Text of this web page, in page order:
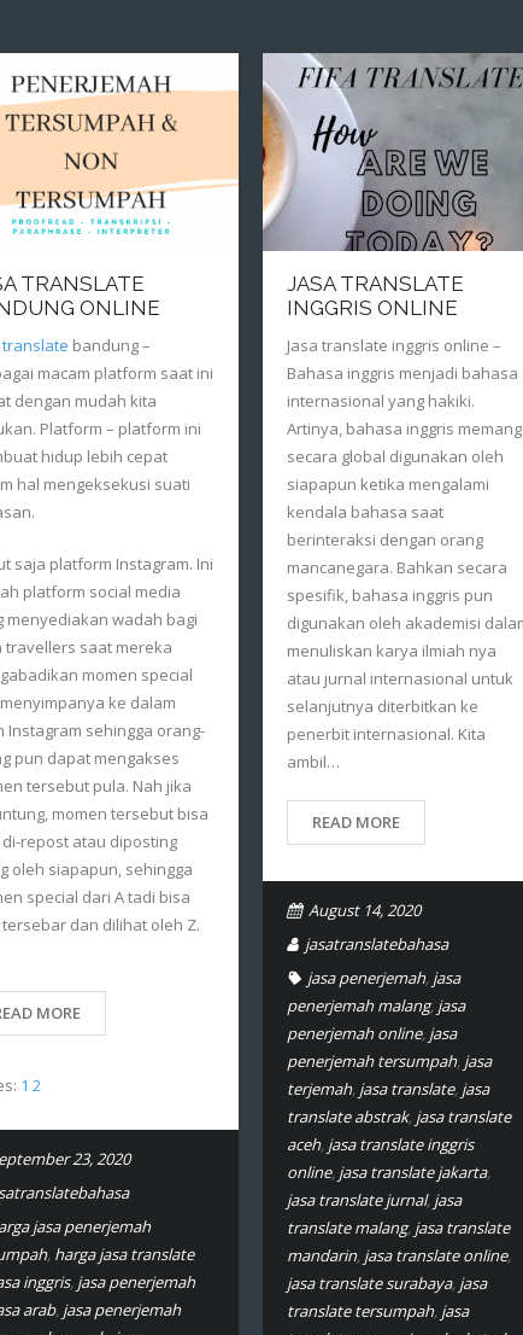
TRANSLATE
ONLINE
translate bandung –
macam platform saat ini
dengan mudah kita
Platform – platform ini
hidup lebih cepat
hal mengeksekusi suati
saja platform Instagram. Ini
platform social media
menyediakan wadah bagi
travellers saat mereka
momen special
ke dalam
Instagram sehingga orang-
pun dapat mengakses
tersebut pula. Nah jika
momen tersebut bisa
repost atau diposting
oleh siapapun, sehingga
special dari A tadi bisa
dan dilihat oleh Z.
MORE
1 2
23, 2020
jasa penerjemah
, harga jasa translate
inggris, jasa penerjemah
arab, jasa penerjemah
JASA TRANSLATE
INGGRIS ONLINE
Jasa translate inggris online –
Bahasa inggris menjadi bahasa
internasional yang hakiki.
Artinya, bahasa inggris memang
secara global digunakan oleh
siapapun ketika mengalami
kendala bahasa saat
berinteraksi dengan orang
mancanegara. Bahkan secara
spesifik, bahasa inggris pun
digunakan oleh akademisi
menuliskan karya ilmiah nya
atau jurnal internasional untuk
selanjutnya diterbitkan ke
penerbit internasional. Kita
ambil…
READ MORE
August 14, 2020
jasatranslatebahasa
jasa penerjemah, jasa
penerjemah malang, jasa
penerjemah online, jasa
penerjemah tersumpah, jasa
terjemah, jasa translate, jasa
translate abstrak, jasa translate
aceh, jasa translate inggris
online, jasa translate jakarta,
jasa translate jurnal, jasa
translate malang, jasa translate
mandarin, jasa translate online,
jasa translate surabaya, jasa
translate tersumpah, jasa